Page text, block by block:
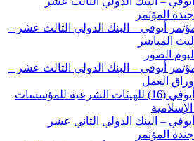
أجندة المؤتمر
أيوفي – البنك الدولي الثالث عشر –
البث المباشر
ألبوم الصور
أيوفي – البنك الدولي الثالث عشر –
أوراق العمل
مؤتمر أيوفي (16) للهيئات الشرعية للمؤسسات
الإسلامية
– البنك الدولي الثاني عشر
أجندة المؤتمر